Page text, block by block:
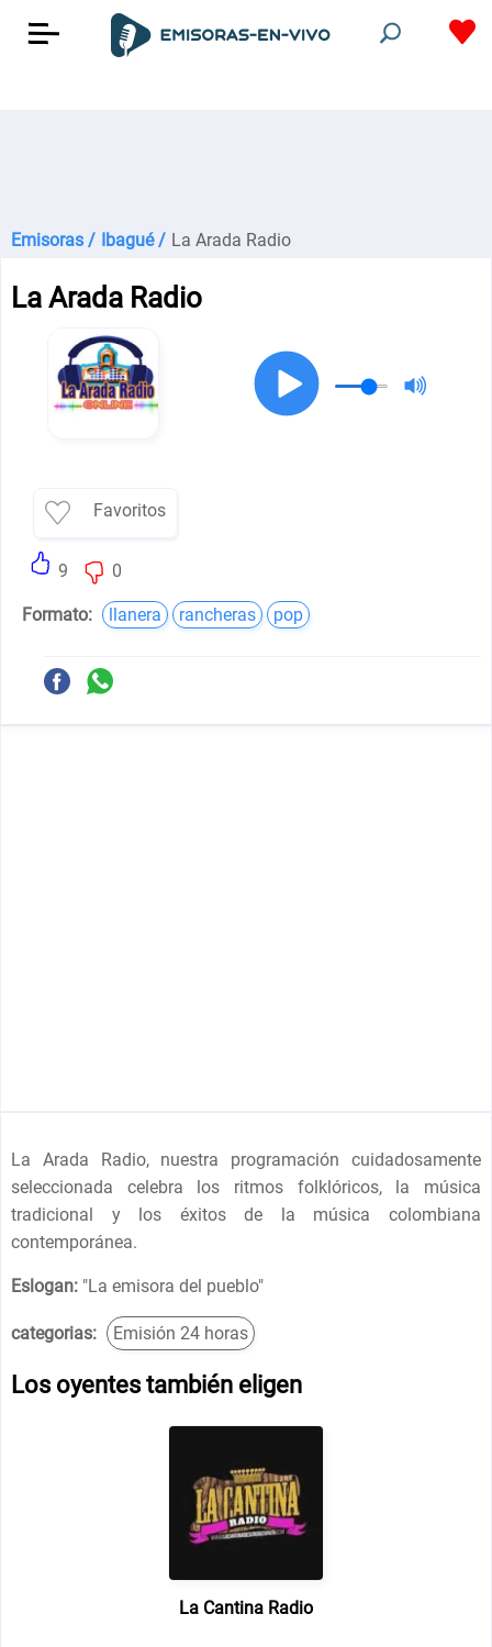
Emisoras / Ibagué / La Arada Radio
La Arada Radio
Favoritos
9 0
Formato: llanera rancheras pop
La Arada Radio, nuestra programación cuidadosamente
seleccionada celebra los ritmos folklóricos, la música
tradicional y los éxitos de la música colombiana
contemporánea.
Eslogan: "La emisora del pueblo"
categorias: Emisión 24 horas
Los oyentes también eligen
La Cantina Radio